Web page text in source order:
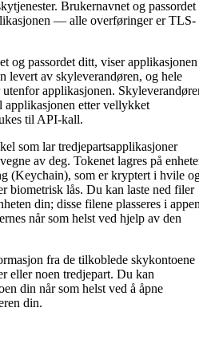
Brukernavnet og passordet
— alle overføringer er TLS-
og passordet ditt, viser applikasjonen
levert av skyleverandøren, og hele
utenfor applikasjonen.
applikasjonen etter vellykket
til API-kall.
som lar tredjepartsapplikasjoner
av deg. Tokenet lagres på
(Keychain), som er kryptert i hvile
biometrisk lås. Du kan laste ned filer
din; disse filene plasseres i
når som helst ved hjelp av den
fra de tilkoblede skykontoene
eller noen tredjepart. Du kan
din når som helst ved å åpne
din.